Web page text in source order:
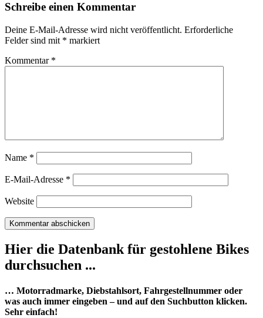
Schreibe einen Kommentar
Deine E-Mail-Adresse wird nicht veröffentlicht. Erforderliche
Felder sind mit * markiert
Kommentar *
Name *
E-Mail-Adresse *
Website
Hier die Datenbank für gestohlene Bikes
durchsuchen ...
… Motorradmarke, Diebstahlsort, Fahrgestellnummer oder
was auch immer eingeben – und auf den Suchbutton klicken.
Sehr einfach!